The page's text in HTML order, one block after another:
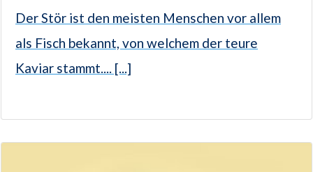
Der Stör ist den meisten Menschen vor allem
als Fisch bekannt, von welchem der teure
Kaviar stammt.... [...]